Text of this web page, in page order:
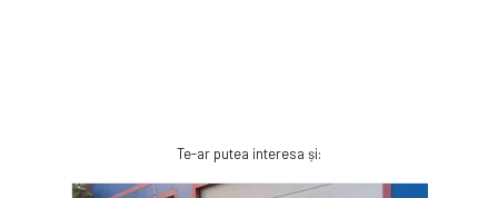
Te-ar putea interesa și: